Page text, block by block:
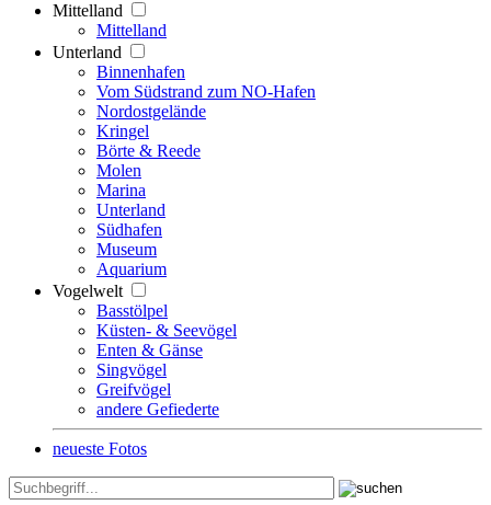
Mittelland
Mittelland
Unterland
Binnenhafen
Vom Südstrand zum NO-Hafen
Nordostgelände
Kringel
Börte & Reede
Molen
Marina
Unterland
Südhafen
Museum
Aquarium
Vogelwelt
Basstölpel
Küsten- & Seevögel
Enten & Gänse
Singvögel
Greifvögel
andere Gefiederte
neueste Fotos